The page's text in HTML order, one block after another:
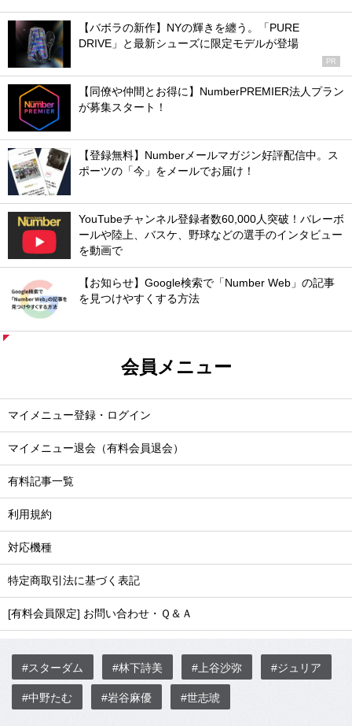
【バボラの新作】NYの輝きを纏う。「PURE
DRIVE」と最新シューズに限定モデルが登場
PR
【同僚や仲間とお得に】NumberPREMIER法人プラン
が募集スタート！
【登録無料】Numberメールマガジン好評配信中。ス
ポーツの「今」をメールでお届け！
YouTubeチャンネル登録者数60,000人突破！バレーボ
ールや陸上、バスケ、野球などの選手のインタビュー
を動画で
【お知らせ】Google検索で「Number Web」の記事
を見つけやすくする方法
会員メニュー
マイメニュー登録・ログイン
マイメニュー退会（有料会員退会）
有料記事一覧
利用規約
対応機種
特定商取引法に基づく表記
[有料会員限定] お問い合わせ・Ｑ＆Ａ
#スターダム #林下詩美 #上谷沙弥 #ジュリア
#中野たむ #岩谷麻優 #世志琥